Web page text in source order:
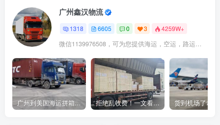
广州鑫汉物流
1318 6605 0 3 4259W+
微信1139976508，可为您提供海运，空运，路运，铁路运输
广州到美国海运拼箱多少钱？2024年最新运费构成+隐藏费用避坑指南 拒绝乱收费！一文看懂中国货代计费套路，教你避开所有隐形坑